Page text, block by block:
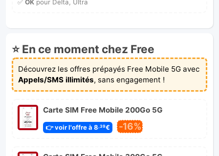
✅ OKpour Delta, Ultra
⭐ En ce moment chez Free
Découvrez les offres prépayés Free Mobile 5G avec
Appels/SMS illimités, sans engagement !
Carte SIM Free Mobile 200Go 5G
👉 voir l'offre à 8,39€ -16%